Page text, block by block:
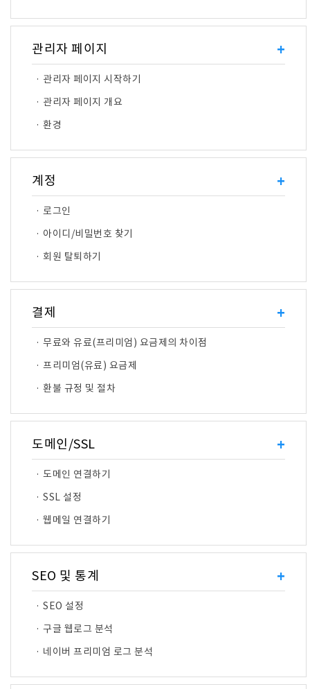
관리자 페이지 +
· 관리자 페이지 시작하기
· 관리자 페이지 개요
· 환경
계정 +
· 로그인
· 아이디/비밀번호 찾기
· 회원 탈퇴하기
결제 +
· 무료와 유료(프리미엄) 요금제의 차이점
· 프리미엄(유료) 요금제
· 환불 규정 및 절차
도메인/SSL +
· 도메인 연결하기
· SSL 설정
· 웹메일 연결하기
SEO 및 통계 +
· SEO 설정
· 구글 웹로그 분석
· 네이버 프리미엄 로그 분석